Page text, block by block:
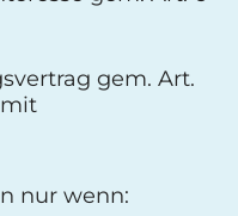
gem. Art.
mit
nur wenn: